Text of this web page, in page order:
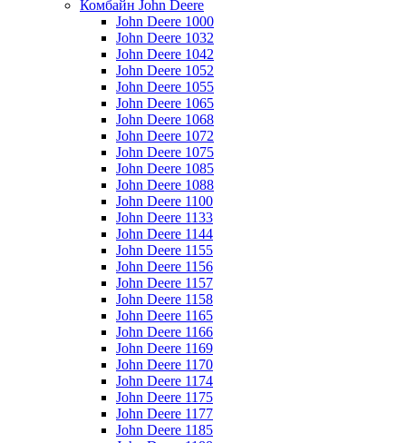
Комбайн John Deere
John Deere 1000
John Deere 1032
John Deere 1042
John Deere 1052
John Deere 1055
John Deere 1065
John Deere 1068
John Deere 1072
John Deere 1075
John Deere 1085
John Deere 1088
John Deere 1100
John Deere 1133
John Deere 1144
John Deere 1155
John Deere 1156
John Deere 1157
John Deere 1158
John Deere 1165
John Deere 1166
John Deere 1169
John Deere 1170
John Deere 1174
John Deere 1175
John Deere 1177
John Deere 1185